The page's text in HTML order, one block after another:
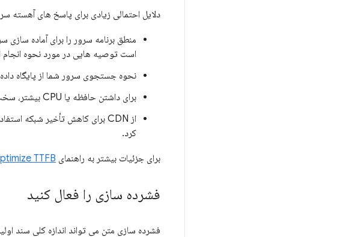
دلایل احتمالی زیادی برای پاسخ های آهسته
منطق برنامه سرور را برای آماده
است توصیه هایی در مورد نحوه انجام
نحوه جستجوی سرور شما از پایگاه
برای داشتن حافظه یا CPU بیشتر، سخت افزار سرور خود را ارتقا دهید.
کرد.
برای جزئیات بیشتر به راهنمای TTFB
فشرده سازی را فعال کنید